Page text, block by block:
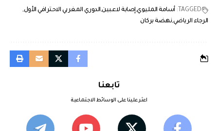
TAGGED: أسامة المليوي إصابة لاعبين الدوري المغربي الاحترافي الأول
الرجاء الرياضينهضة بركان
تابعنا
اعثر علينا على الوسائط الاجتماعية